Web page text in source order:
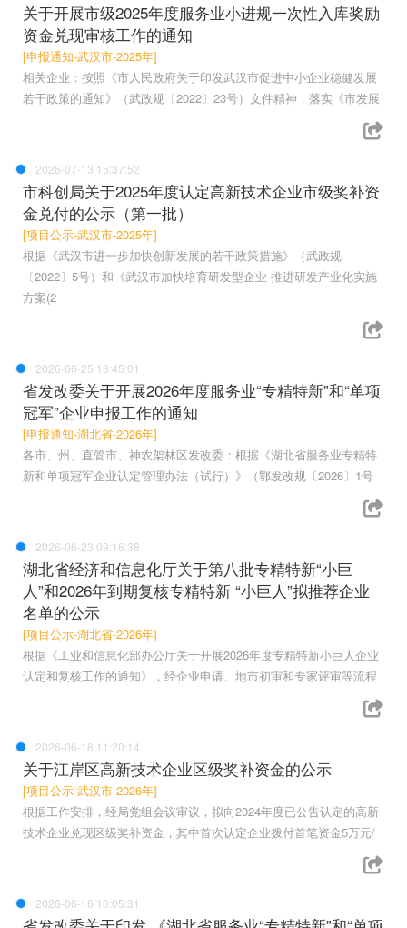
关于开展市级2025年度服务业小进规一次性入库奖励
资金兑现审核工作的通知
[申报通知-武汉市-2025年]
相关企业：按照《市人民政府关于印发武汉市促进中小企业稳健发展
若干政策的通知》（武政规〔2022〕23号）文件精神，落实《市发展
2026-07-13 15:37:52
市科创局关于2025年度认定高新技术企业市级奖补资
金兑付的公示（第一批）
[项目公示-武汉市-2025年]
根据《武汉市进一步加快创新发展的若干政策措施》（武政规
〔2022〕5号）和《武汉市加快培育研发型企业 推进研发产业化实施
方案(2
2026-06-25 13:45:01
省发改委关于开展2026年度服务业“专精特新”和“单项
冠军”企业申报工作的通知
[申报通知-湖北省-2026年]
各市、州、直管市、神农架林区发改委：根据《湖北省服务业专精特
新和单项冠军企业认定管理办法（试行）》（鄂发改规〔2026〕1号
2026-06-23 09:16:38
湖北省经济和信息化厅关于第八批专精特新“小巨
人”和2026年到期复核专精特新 “小巨人”拟推荐企业
名单的公示
[项目公示-湖北省-2026年]
根据《工业和信息化部办公厅关于开展2026年度专精特新小巨人企业
认定和复核工作的通知》，经企业申请、地市初审和专家评审等流程
2026-06-18 11:20:14
关于江岸区高新技术企业区级奖补资金的公示
[项目公示-武汉市-2026年]
根据工作安排，经局党组会议审议，拟向2024年度已公告认定的高新
技术企业兑现区级奖补资金，其中首次认定企业拨付首笔资金5万元/
2026-06-16 10:05:31